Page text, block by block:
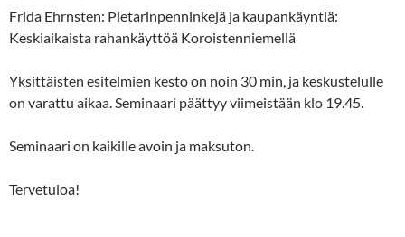
Frida Ehrnsten: Pietarinpenninkejä ja kaupankäyntiä:
Keskiaikaista rahankäyttöä Koroistenniemellä
Yksittäisten esitelmien kesto on noin 30 min, ja keskustelulle
on varattu aikaa. Seminaari päättyy viimeistään klo 19.45.
Seminaari on kaikille avoin ja maksuton.
Tervetuloa!